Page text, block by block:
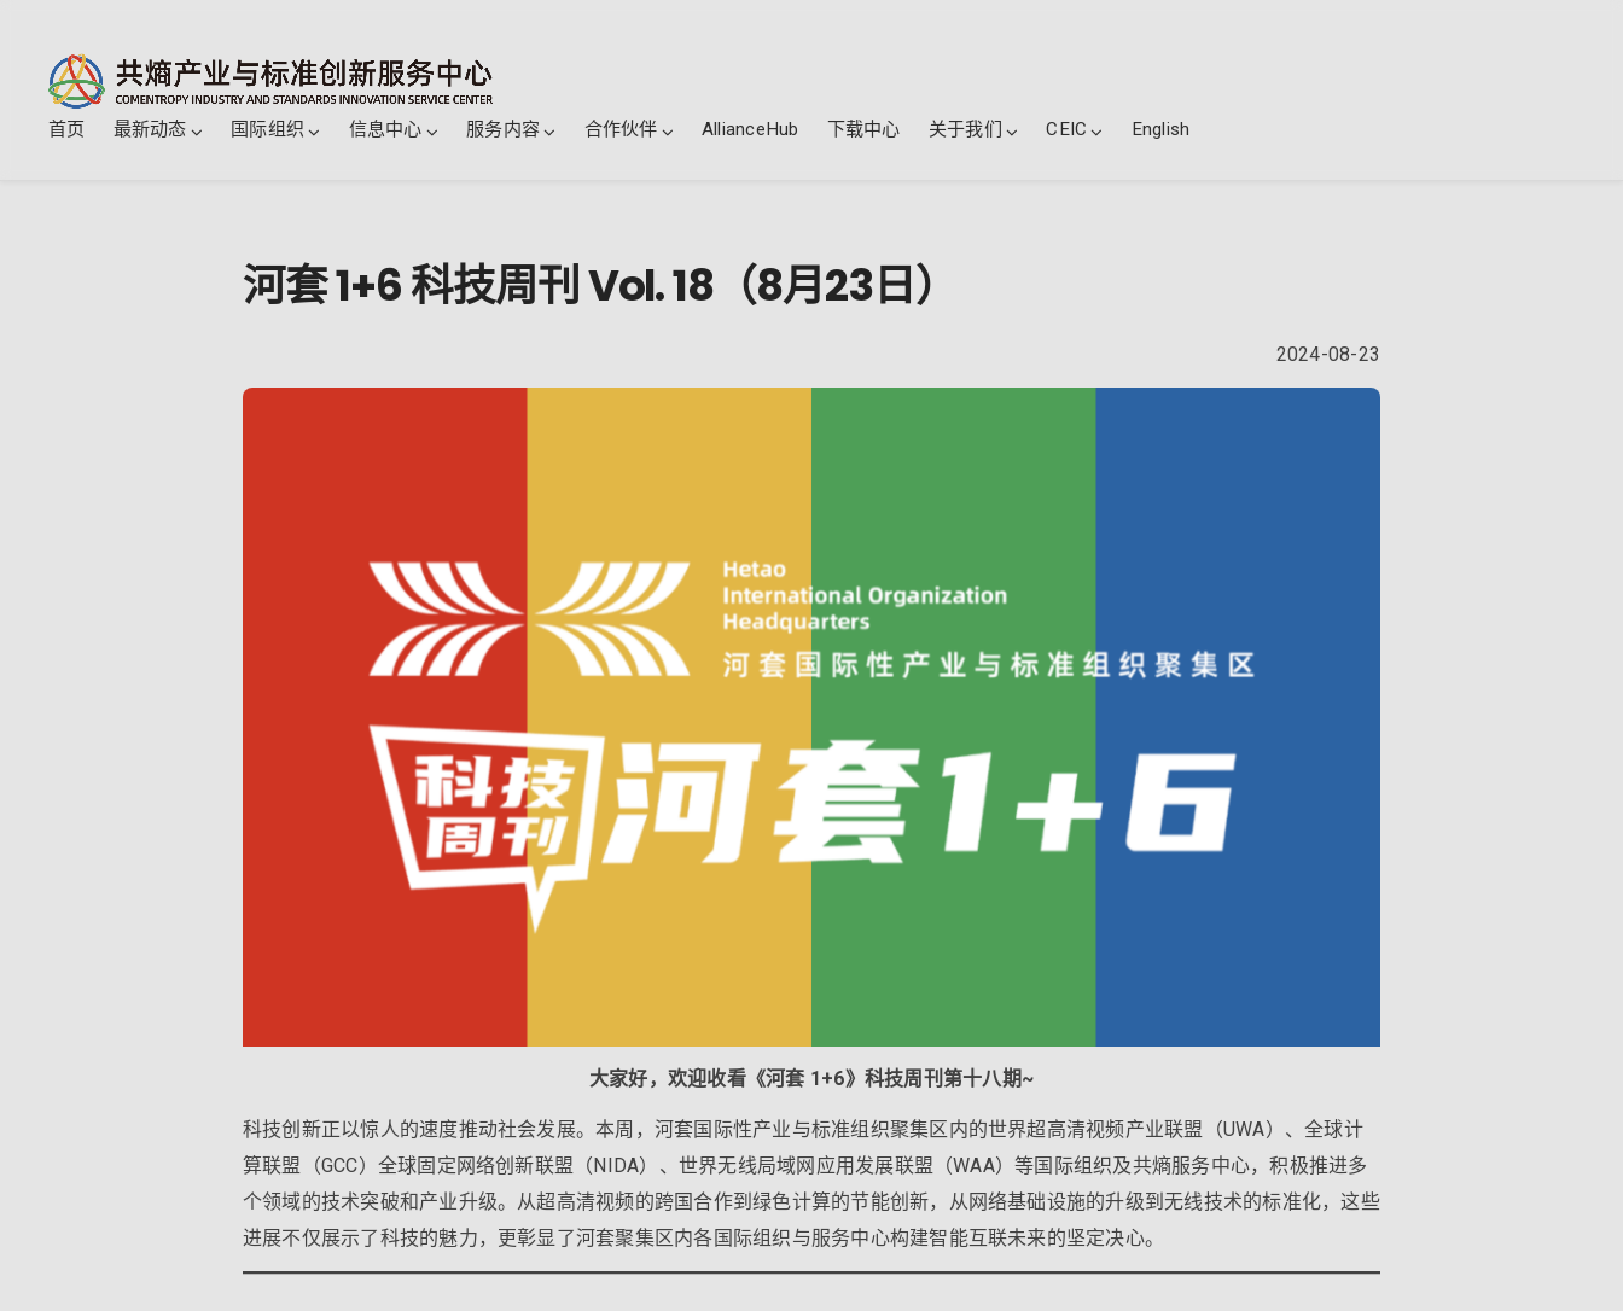
首页 最新动态 国际组织 信息中心 服务内容 合作伙伴 AllianceHub 下载中心 关于我们 CEIC English
河套 1+6 科技周刊 Vol. 18（8月23日）
2024-08-23
大家好，欢迎收看《河套 1+6》科技周刊第十八期~
科技创新正以惊人的速度推动社会发展。本周，河套国际性产业与标准组织聚集区内的世界超高清视频产业联盟（UWA）、全球计
算联盟（GCC）全球固定网络创新联盟（NIDA）、世界无线局域网应用发展联盟（WAA）等国际组织及共熵服务中心，积极推进多
个领域的技术突破和产业升级。从超高清视频的跨国合作到绿色计算的节能创新，从网络基础设施的升级到无线技术的标准化，这些
进展不仅展示了科技的魅力，更彰显了河套聚集区内各国际组织与服务中心构建智能互联未来的坚定决心。